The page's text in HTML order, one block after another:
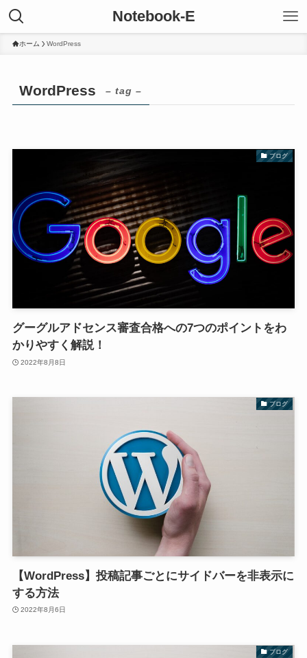
Notebook-E
ホーム WordPress
WordPress – tag –
ブログ
グーグルアドセンス審査合格への7つのポイントをわ
かりやすく解説！
2022年8月8日
ブログ
【WordPress】投稿記事ごとにサイドバーを非表示に
する方法
2022年8月6日
ブログ